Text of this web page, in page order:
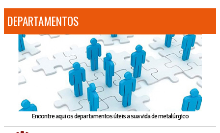
DEPARTAMENTOS
Encontre aqui os departamentos úteis a sua vida de metalúrgico